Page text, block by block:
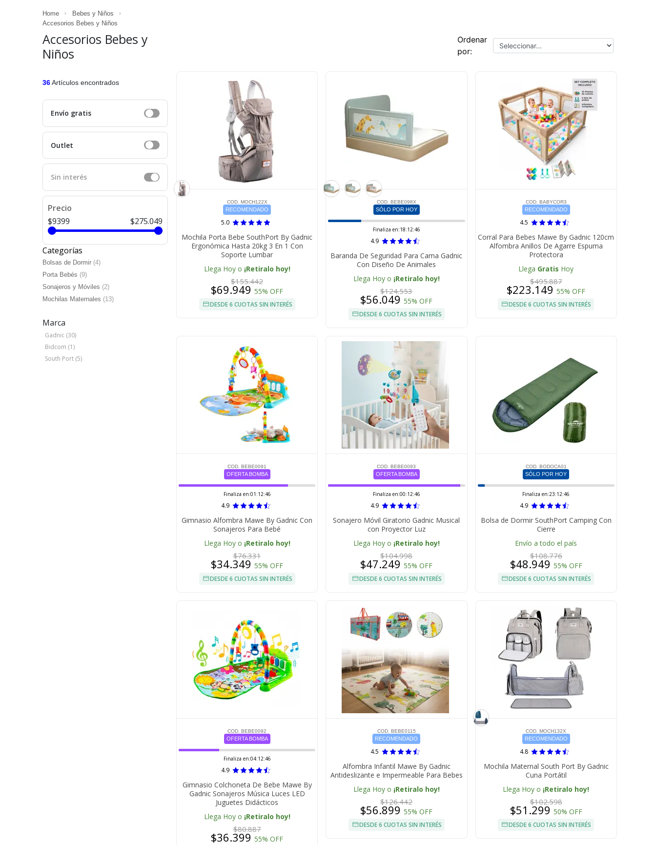
Home
Bebes y Niños
Accesorios Bebes y Niños
Accesorios Bebes y
Niños
36Artículos encontrados
Envío gratis
Outlet
Sin interés
Precio
$9399
$275.049
Categorías
Bolsas de Dormir (4)
Porta Bebés (9)
Sonajeros y Móviles (2)
Mochilas Maternales (13)
Marca
Gadnic (30)
Bidcom (1)
South Port (5)
Ordenar
por:
COD. MOCH122X
RECOMENDADO
5.0
Mochila Porta Bebe SouthPort By Gadnic
Ergonómica Hasta 20kg 3 En 1 Con
Soporte Lumbar
Llega Hoy o ¡Retiralo hoy!
$155.442
$69.949 55% OFF
DESDE 6 CUOTAS SIN INTERÉS
COD. BEBE098X
SÓLO POR HOY
Finaliza en:18:12:45
4.9
Baranda De Seguridad Para Cama Gadnic
Con Diseño De Animales
Llega Hoy o ¡Retiralo hoy!
$124.553
$56.04955% OFF
DESDE 6 CUOTAS SIN INTERÉS
COD. BABYCOR3
RECOMENDADO
4.5
Corral Para Bebes Mawe By Gadnic 120cm
Alfombra Anillos De Agarre Espuma
Protectora
Llega Gratis Hoy
$495.887
$223.14955% OFF
DESDE 6 CUOTAS SIN INTERÉS
COD. BEBE0091
OFERTA BOMBA
Finaliza en:01:12:45
4.9
Gimnasio Alfombra Mawe By Gadnic Con
Sonajeros Para Bebé
Llega Hoy o ¡Retiralo hoy!
$76.331
$34.349 55% OFF
DESDE 6 CUOTAS SIN INTERÉS
COD. BEBE0093
OFERTA BOMBA
Finaliza en:00:12:45
4.9
Sonajero Móvil Giratorio Gadnic Musical
con Proyector Luz
Llega Hoy o ¡Retiralo hoy!
$104.998
$47.24955% OFF
DESDE 6 CUOTAS SIN INTERÉS
COD. BODOCA01
SÓLO POR HOY
Finaliza en:23:12:45
4.9
Bolsa de Dormir SouthPort Camping Con
Cierre
Envío a todo el país
$108.776
$48.949 55% OFF
DESDE 6 CUOTAS SIN INTERÉS
COD. BEBE0092
OFERTA BOMBA
Finaliza en:04:12:45
4.9
Gimnasio Colchoneta De Bebe Mawe By
Gadnic Sonajeros Música Luces LED
Juguetes Didácticos
Llega Hoy o ¡Retiralo hoy!
$80.887
$36.399 55% OFF
COD. BEBE0115
RECOMENDADO
4.5
Alfombra Infantil Mawe By Gadnic
Antideslizante e Impermeable Para Bebes
Llega Hoy o ¡Retiralo hoy!
$126.442
$56.89955% OFF
DESDE 6 CUOTAS SIN INTERÉS
COD. MOCH132X
RECOMENDADO
4.8
Mochila Maternal South Port By Gadnic
Cuna Portátil
Llega Hoy o ¡Retiralo hoy!
$102.598
$51.299 50% OFF
DESDE 6 CUOTAS SIN INTERÉS